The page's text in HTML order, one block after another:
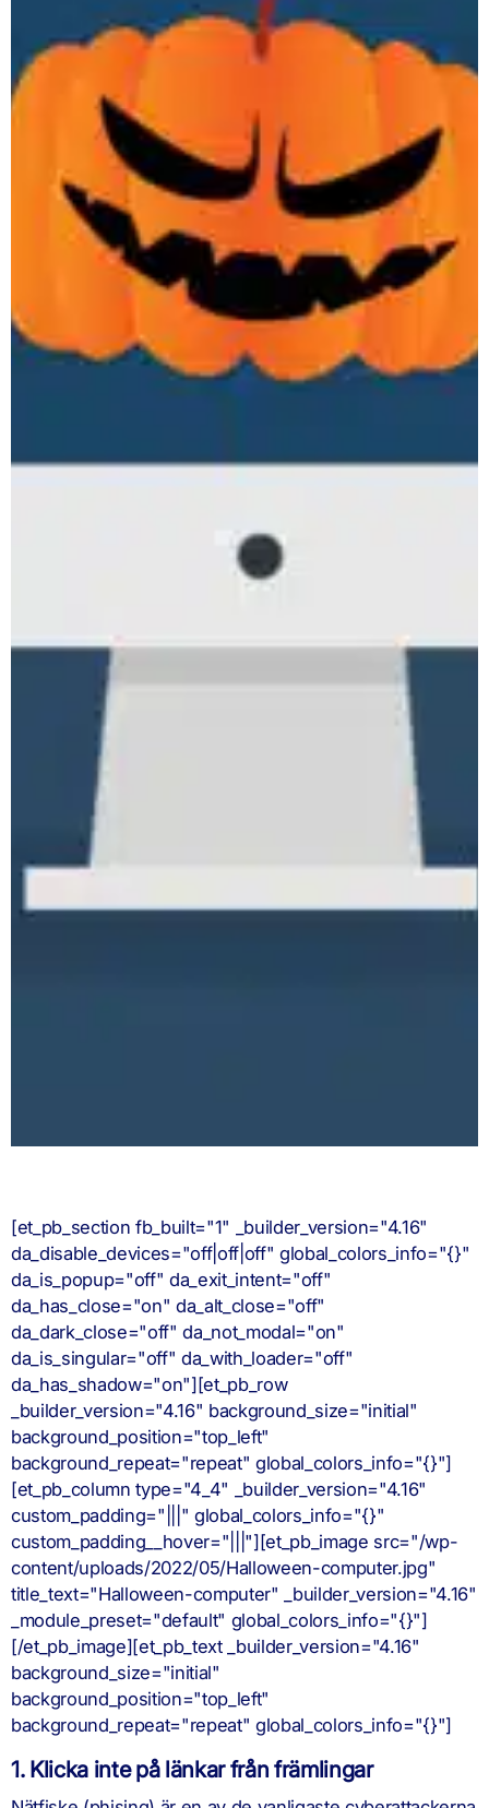
[et_pb_section fb_built="1" _builder_version="4.16"
da_disable_devices="off|off|off" global_colors_info="{}"
da_is_popup="off" da_exit_intent="off"
da_has_close="on" da_alt_close="off"
da_dark_close="off" da_not_modal="on"
da_is_singular="off" da_with_loader="off"
da_has_shadow="on"][et_pb_row
_builder_version="4.16" background_size="initial"
background_position="top_left"
background_repeat="repeat" global_colors_info="{}"]
[et_pb_column type="4_4" _builder_version="4.16"
custom_padding="|||" global_colors_info="{}"
custom_padding__hover="|||"][et_pb_image src="/wp-
content/uploads/2022/05/Halloween-computer.jpg"
title_text="Halloween-computer" _builder_version="4.16"
_module_preset="default" global_colors_info="{}"]
[/et_pb_image][et_pb_text _builder_version="4.16"
background_size="initial"
background_position="top_left"
background_repeat="repeat" global_colors_info="{}"]
1. Klicka inte på länkar från främlingar